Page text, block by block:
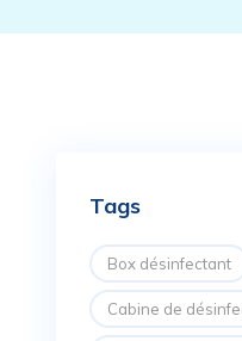
Tags
Box désinfectant
Cabine de